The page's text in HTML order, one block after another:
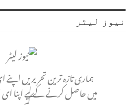
نیوز لیٹر
ہماری تازہ ترین تحریریں
میں حاصل کرنے کے لیے اپنا